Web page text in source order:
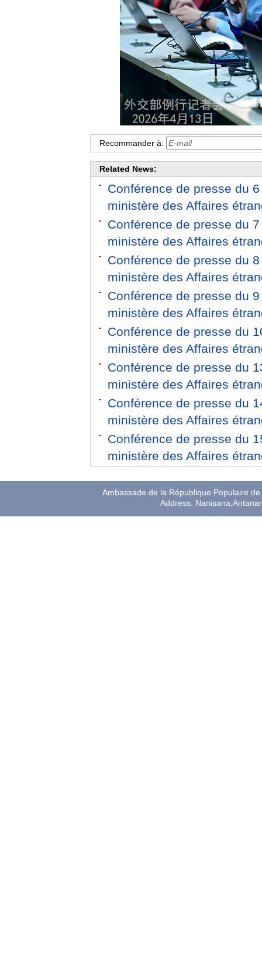
Recommander à:
Related News:
Conférence de presse du
ministère des Affaires
Conférence de presse du
ministère des Affaires
Conférence de presse du
ministère des Affaires
Conférence de presse du
ministère des Affaires
Conférence de presse du
ministère des Affaires
Conférence de presse du
ministère des Affaires
Conférence de presse du
ministère des Affaires
Conférence de presse du
ministère des Affaires
Ambassade de la République Populaire
Address: